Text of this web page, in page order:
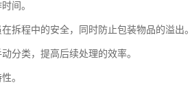
间。
拆程中的安全，同时防止包装物品的溢出。
分类，提高后续处理的效率。
。